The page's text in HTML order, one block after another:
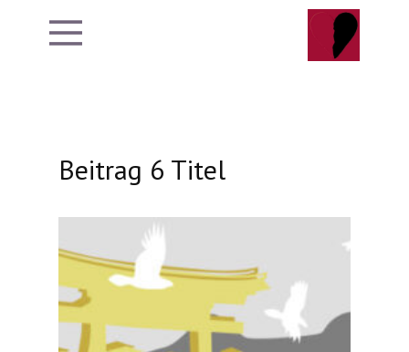
Beitrag 6 Titel